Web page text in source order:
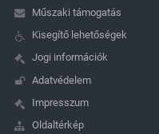
Műszaki támogatás
Kisegítő lehetőségek
Jogi információk
Adatvédelem
Impresszum
Oldaltérkép